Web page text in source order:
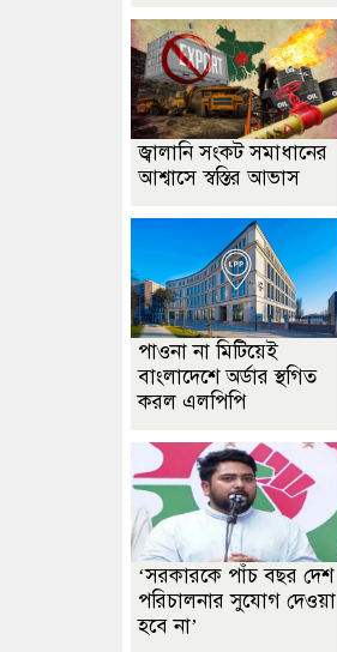
জ্বালানি সংকট সমাধানের
আশ্বাসে স্বস্তির আভাস
পাওনা না মিটিয়েই
বাংলাদেশে অর্ডার স্থগিত
করল এলপিপি
‘সরকারকে পাঁচ বছর দেশ
পরিচালনার সুযোগ দেওয়া
হবে না’